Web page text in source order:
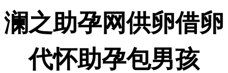
澜之助孕网供卵借卵
代怀助孕包男孩